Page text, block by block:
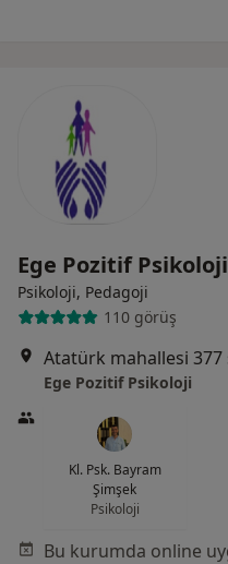
Ege Pozitif Psikoloji
Psikoloji, Pedagoji
110 görüş
Ege Pozitif Psikoloji
Kl. Psk. Bayram
Şimşek
Psikoloji